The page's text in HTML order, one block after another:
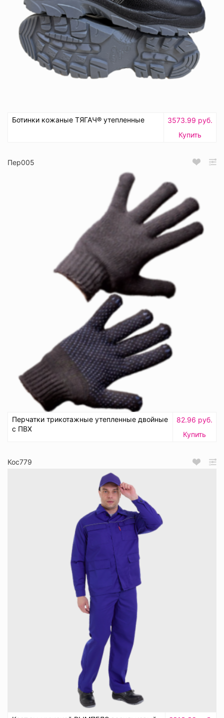
Ботинки кожаные ТЯГАЧ® утепленные
3573.99 руб.
Купить
Пер005
Перчатки трикотажные утепленные двойные
с ПВХ
82.96 руб.
Купить
Кос779